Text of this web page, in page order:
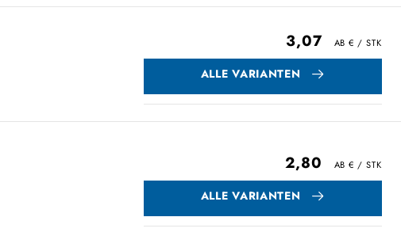
3,07
ALLE VARIANTEN
2,80
ALLE VARIANTEN